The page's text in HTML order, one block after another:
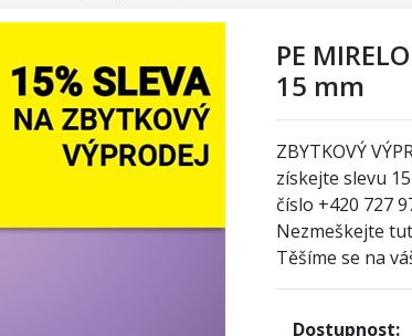
PE
15 mm
ZBYTKOVÝ
získejte slevu
číslo +420 727
Nezmeškejte
Těšíme se na
Dostupnost: